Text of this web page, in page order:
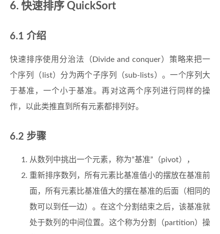
快速排序 QuickSort
介绍
快速排序使用分治法（Divide and conquer）策略来把一
个序列（list）分为两个子序列（sub-lists）。一个序列大
于基准，一个小于基准。再对这两个序列进行同样的操
作，以此类推直到所有元素都排列好。
步骤
从数列中挑出一个元素，称为”基准”（pivot），
重新排序数列，所有元素比基准值小的摆放在基准前
面，所有元素比基准值大的摆在基准的后面（相同的
数可以到任一边）。在这个分割结束之后，该基准就
处于数列的中间位置。这个称为分割（partition）操